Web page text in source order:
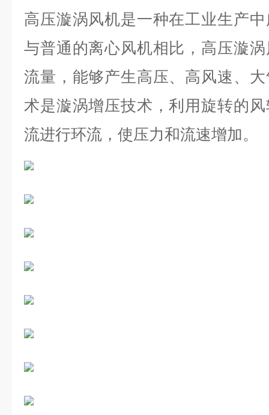
高压漩涡风机是一种在工业生产
与普通的离心风机相比，高压漩
流量，能够产生高压、高风速、
术是漩涡增压技术，利用旋转的
流进行环流，使压力和流速增加。